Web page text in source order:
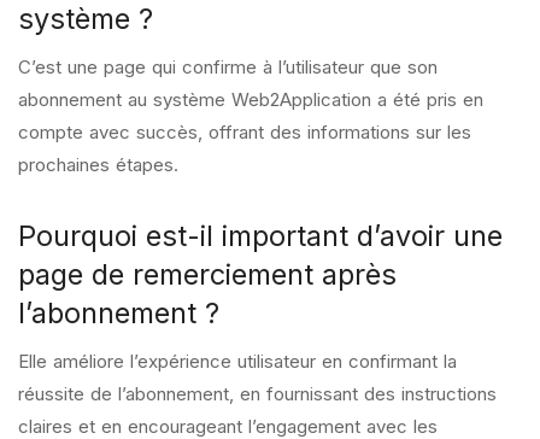
système ?
C’est une page qui confirme à l’utilisateur que son
abonnement au système Web2Application a été pris en
compte avec succès, offrant des informations sur les
prochaines étapes.
Pourquoi est-il important d’avoir une
page de remerciement après
l’abonnement ?
Elle améliore l’expérience utilisateur en confirmant la
réussite de l’abonnement, en fournissant des instructions
claires et en encourageant l’engagement avec les